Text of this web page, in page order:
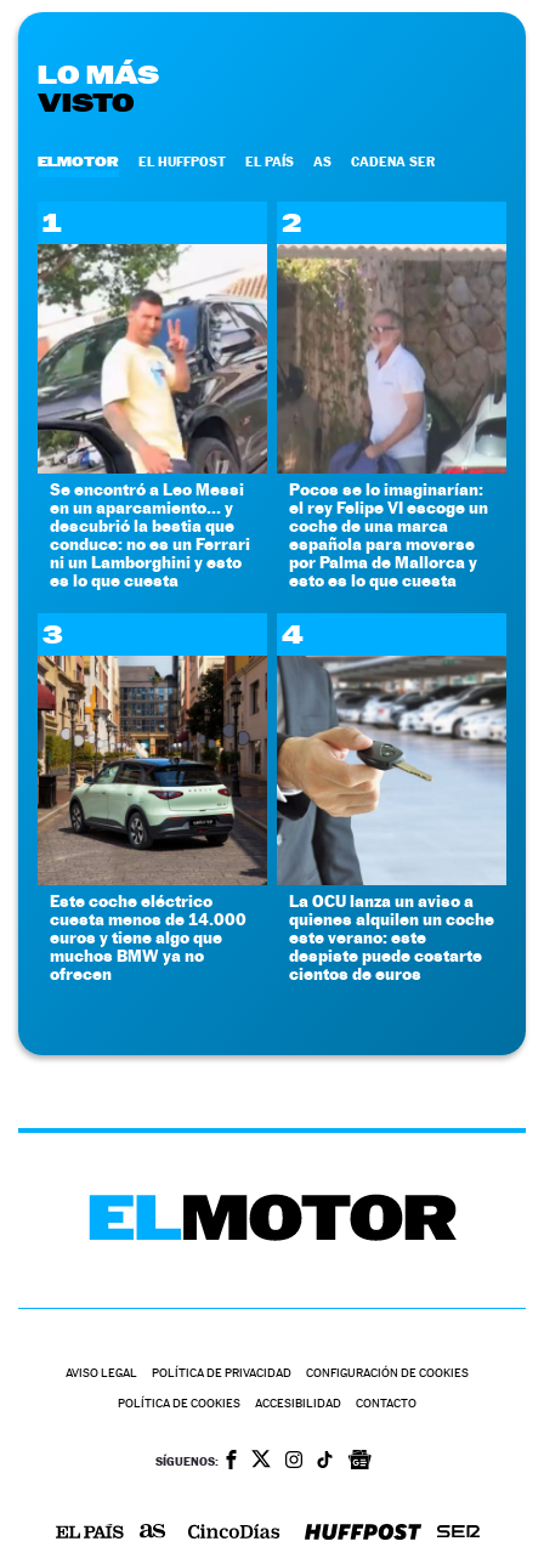
LO MÁS
VISTO
ELMOTOR EL HUFFPOST EL PAÍS AS CADENA SER
1
Se encontró a Leo Messi
en un aparcamiento... y
descubrió la bestia que
conduce: no es un Ferrari
ni un Lamborghini y esto
es lo que cuesta
2
Pocos se lo imaginarían:
el rey Felipe VI escoge un
coche de una marca
española para moverse
por Palma de Mallorca y
esto es lo que cuesta
3
Este coche eléctrico
cuesta menos de 14.000
euros y tiene algo que
muchos BMW ya no
ofrecen
4
La OCU lanza un aviso a
quienes alquilen un coche
este verano: este
despiste puede costarte
cientos de euros
AVISO LEGAL POLÍTICA DE PRIVACIDAD CONFIGURACIÓN DE COOKIES
POLÍTICA DE COOKIES ACCESIBILIDAD CONTACTO
SÍGUENOS: